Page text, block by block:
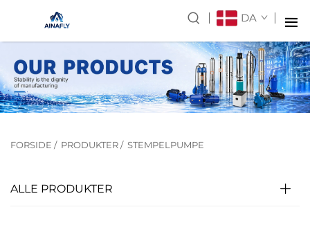
DA
FORSIDE / PRODUKTER/ STEMPELPUMPE
ALLE PRODUKTER